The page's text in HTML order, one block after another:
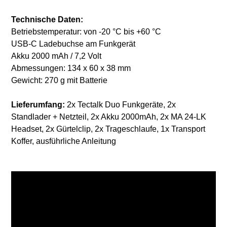
Technische Daten:
Betriebstemperatur: von -20 °C bis +60 °C
USB-C Ladebuchse am Funkgerät
Akku 2000 mAh / 7,2 Volt
Abmessungen: 134 x 60 x 38 mm
Gewicht: 270 g mit Batterie
Lieferumfang: 2x Tectalk Duo Funkgeräte, 2x
Standlader + Netzteil, 2x Akku 2000mAh, 2x MA 24-LK
Headset, 2x Gürtelclip, 2x Trageschlaufe, 1x Transport
Koffer, ausführliche Anleitung